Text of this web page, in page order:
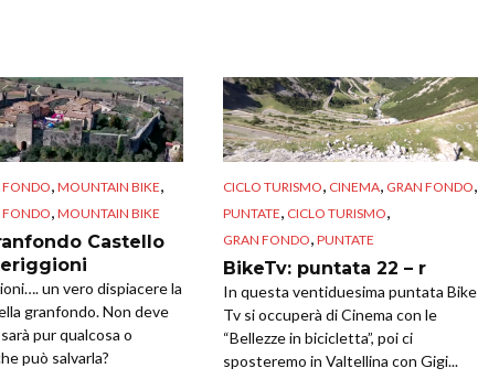
FONDO, MOUNTAIN BIKE,
FONDO, MOUNTAIN BIKE
Castello
un vero dispiacere la
granfondo. Non deve
sarà pur qualcosa o
può salvarla?
CICLO TURISMO, CINEMA, GRAN FONDO,
PUNTATE, CICLO TURISMO,
GRAN FONDO, PUNTATE
BikeTv: puntata 22 – r
In questa ventiduesima puntata Bike
Tv si occuperà di Cinema con le
“Bellezze in bicicletta”, poi ci
sposteremo in Valtellina con Gigi...